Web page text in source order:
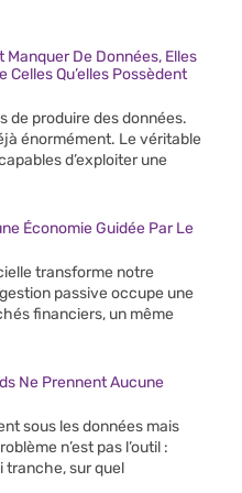
De Données, Elles
Qu’elles Possèdent
de produire des données.
énormément. Le véritable
d’exploiter une
Économie Guidée Par Le
transforme notre
passive occupe une
financiers, un même
Ne Prennent Aucune
sous les données mais
n’est pas l’outil :
tranche, sur quel